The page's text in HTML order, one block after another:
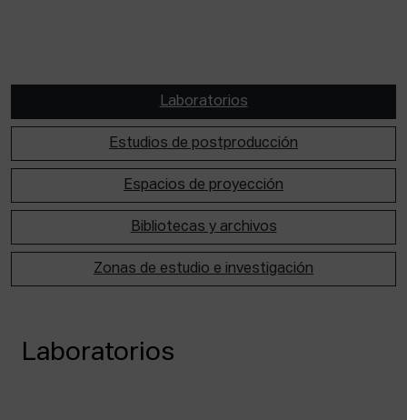
Laboratorios
Estudios de postproducción
Espacios de proyección
Bibliotecas y archivos
Zonas de estudio e investigación
Laboratorios